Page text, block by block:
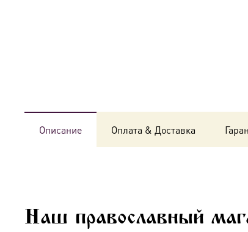
Описание Оплата & Доставка
Наш православный